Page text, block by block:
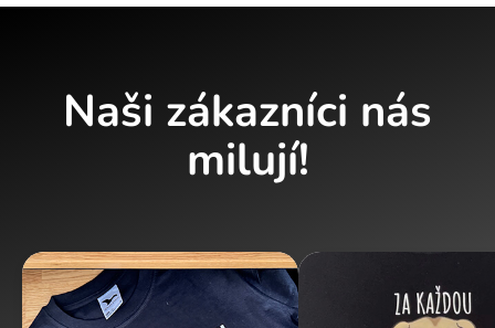
Naši zákazníci nás
milují!